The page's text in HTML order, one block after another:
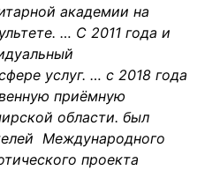
академии на
… С 2011 года и
услуг. … с 2018 года
приёмную
области. был
Международного
проекта